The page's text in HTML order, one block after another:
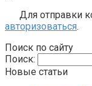
Для отправки
авторизоваться.
Поиск по сайту
Поиск:
Новые статьи